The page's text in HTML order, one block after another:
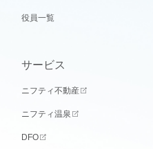
役員一覧
サービス
ニフティ不動産
ニフティ温泉
DFO